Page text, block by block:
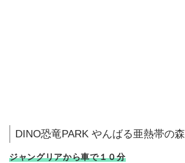
DINO恐竜PARK やんばる亜熱帯の森
ジャングリアから車で１０分